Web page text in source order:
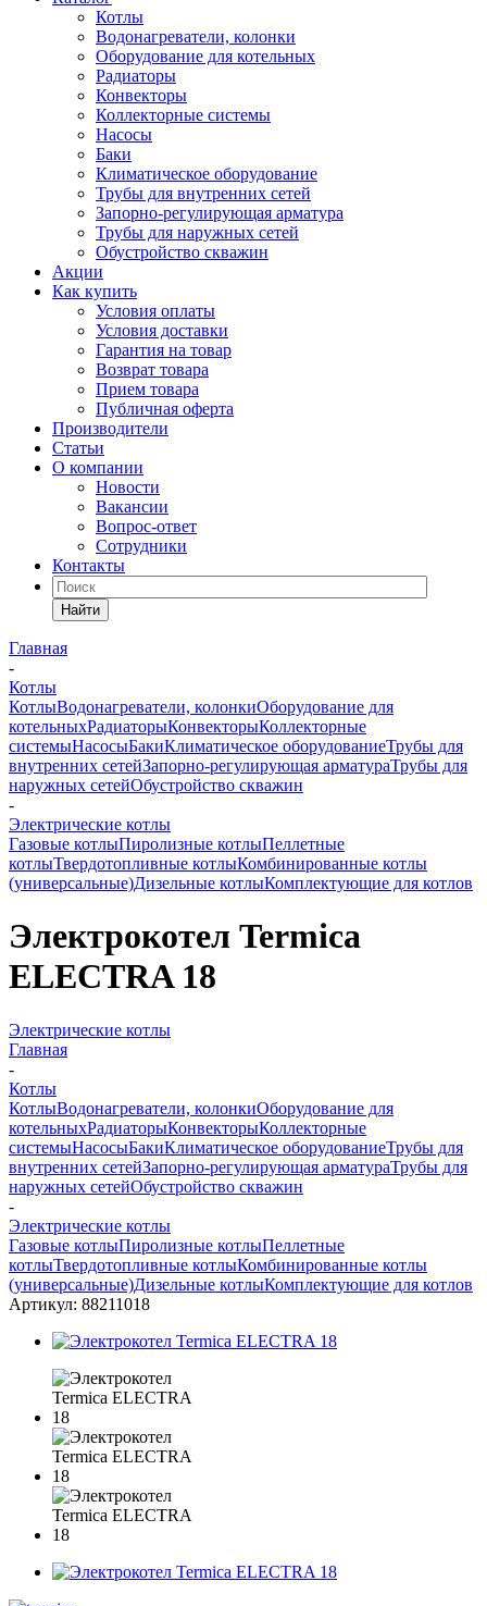
Котлы
Водонагреватели, колонки
Оборудование для котельных
Радиаторы
Конвекторы
Коллекторные системы
Насосы
Баки
Климатическое оборудование
Трубы для внутренних сетей
Запорно-регулирующая арматура
Трубы для наружных сетей
Обустройство скважин
Акции
Как купить
Условия оплаты
Условия доставки
Гарантия на товар
Возврат товара
Прием товара
Публичная оферта
Производители
Статьи
О компании
Новости
Вакансии
Вопрос-ответ
Сотрудники
Контакты
Найти
Главная
-
Котлы
КотлыВодонагреватели, колонкиОборудование для
котельныхРадиаторыКонвекторыКоллекторные
системыНасосыБакиКлиматическое оборудованиеТрубы для
внутренних сетейЗапорно-регулирующая арматураТрубы для
наружных сетейОбустройство скважин
-
Электрические котлы
Газовые котлыПиролизные котлыПеллетные
котлыТвердотопливные котлыКомбинированные котлы
(универсальные)Дизельные котлыКомплектующие для котлов
Электрокотел Termica
ELECTRA 18
Электрические котлы
Главная
-
Котлы
КотлыВодонагреватели, колонкиОборудование для
котельныхРадиаторыКонвекторыКоллекторные
системыНасосыБакиКлиматическое оборудованиеТрубы для
внутренних сетейЗапорно-регулирующая арматураТрубы для
наружных сетейОбустройство скважин
-
Электрические котлы
Газовые котлыПиролизные котлыПеллетные
котлыТвердотопливные котлыКомбинированные котлы
(универсальные)Дизельные котлыКомплектующие для котлов
Артикул: 88211018